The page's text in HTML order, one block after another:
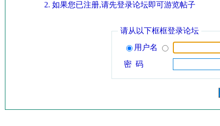
如果您已注册,请先登录论坛即可游览帖子
请从以下框框登录论坛
用户名
密 码